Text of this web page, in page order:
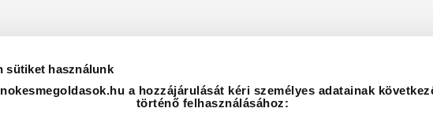
sütiket használunk
a hozzájárulását kéri személyes adatainak
történő felhasználásához: